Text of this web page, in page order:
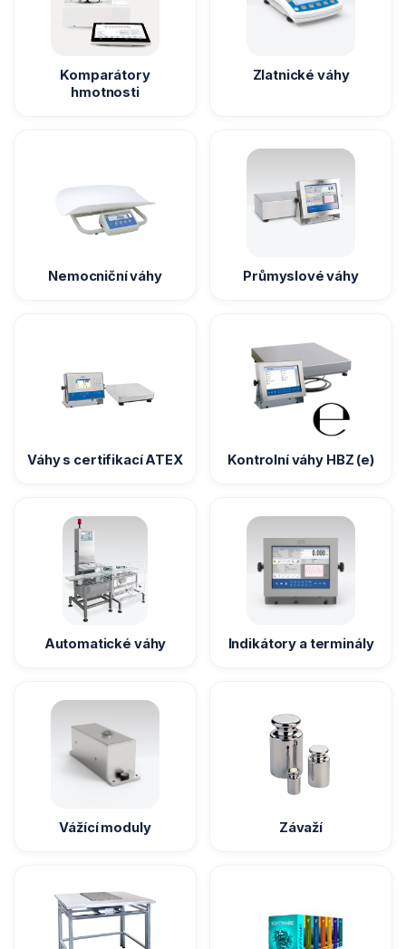
Indikátory a terminály
Vážící moduly
Software
Příslušenství k vahám
Komparátory
hmotnosti
Zlatnické váhy
Nemocniční váhy Průmyslové váhy
Váhy s certifikací ATEX Kontrolní váhy HBZ (e)
Automatické váhy Indikátory a terminály
Vážící moduly Závaží